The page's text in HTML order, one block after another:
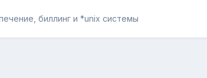
биллинг и *unix системы